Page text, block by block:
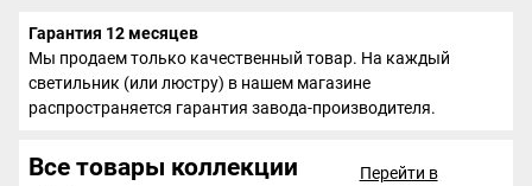
Гарантия 12 месяцев
Мы продаем только качественный товар. На каждый
светильник (или люстру) в нашем магазине
распространяется гарантия завода-производителя.
Все товары коллекции
Перейти в